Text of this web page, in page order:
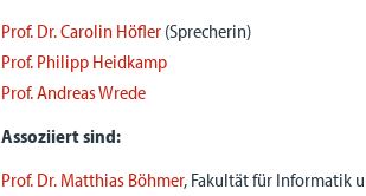
Prof. Dr. Carolin Höfler (Sprecherin)
Prof. Philipp Heidkamp
Prof. Andreas Wrede
Assoziiert sind:
Prof. Dr. Matthias Böhmer, Fakultät für Informatik